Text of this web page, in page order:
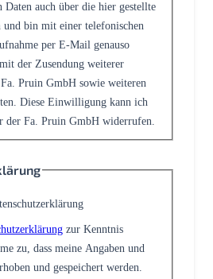
Daten auch über die hier gestellte
und bin mit einer telefonischen
per E-Mail genauso
der Zusendung weiterer
Pruin GmbH sowie weiteren
Diese Einwilligung kann ich
der Fa. Pruin GmbH widerrufen.
zur Kenntnis
zu, dass meine Angaben und
und gespeichert werden.